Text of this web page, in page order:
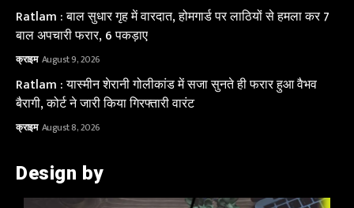
Ratlam : बाल सुधार गृह में वारदात, होमगार्ड पर लाठियों से हमला कर 7
बाल अपचारी फरार, 6 पकड़ाए
क्राइम August 9, 2026
Ratlam : यास्मीन शेरानी गोलीकांड में सजा सुनते ही फरार हुआ वैभव
बैरागी, कोर्ट ने जारी किया गिरफ्तारी वारंट
क्राइम August 8, 2026
Design by